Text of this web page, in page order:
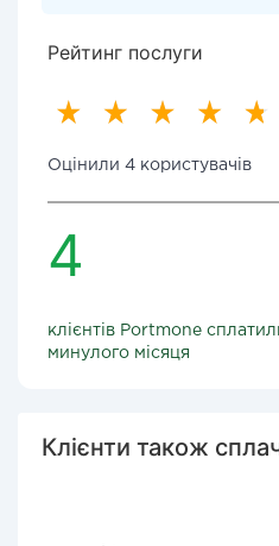
Рейтинг послуги
Оцінили 4 користувачів
4
клієнтів Portmone
минулого місяця
Клієнти також